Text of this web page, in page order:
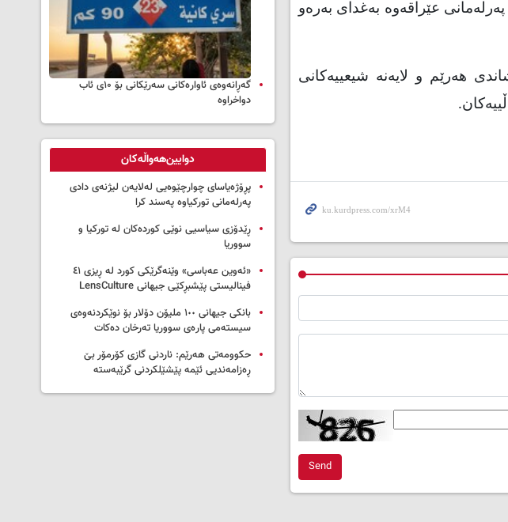
عێراقەوە بەغداى بەرەو
هەرێم و لایەنە شیعییەکانى
Send
گەڕانەوەی ئاوارەکانی سەرێکانی بۆ ۱۰ی ئاب
دواخراوە
دوایین‌هەواڵەکان
پڕۆژەیاسای چوارچێوەیی لەلایەن لیژنەی دادی
پەرلەمانی تورکیاوە پەسند کرا
ڕێدۆزی سیاسیی نوێی کوردەکان لە تورکیا و
سووریا
«ئەوین عەباسی» وێنەگرێکی کورد لە ڕیزی ٤١
فینالیستی پێشبڕکێی جیهانی LensCulture
بانکی جیهانی ١٠٠ ملیۆن دۆلار بۆ نوێکردنەوەی
سیستەمی پارەی سووریا تەرخان دەکات
حکوومەتی هەرێم: ناردنی گازی کۆرمۆر بێ
ڕەزامەندیی ئێمە پێشێلکردنی گرێبەستە